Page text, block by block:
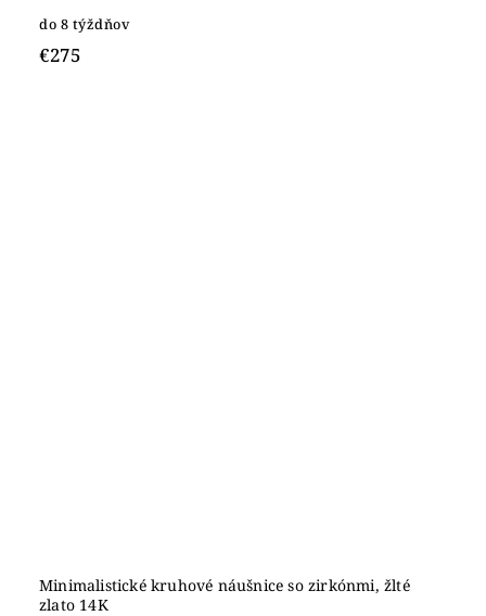
do 8 týždňov
€275
Minimalistické kruhové náušnice so zirkónmi, žlté
zlato 14K